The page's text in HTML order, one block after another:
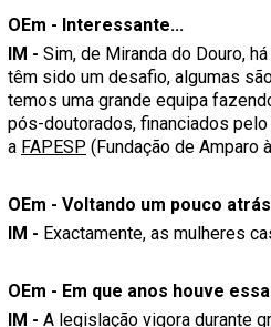
OEm - Interessante...
IM - Sim, de Miranda do Douro,
têm sido um desafio, algumas
temos uma grande equipa
pós-doutorados, financiados pelo
a FAPESP (Fundação de Amparo
OEm - Voltando um pouco
IM - Exactamente, as mulheres
OEm - Em que anos houve
IM - A legislação vigora durante